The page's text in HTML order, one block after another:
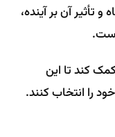
و تأثیر آن بر آینده،
کند تا این
را انتخاب کنند.